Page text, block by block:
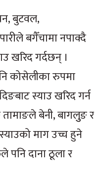
बुटवल,
बगैँचामा नपाक्दै
खरिद गर्दछन् ।
कोसेलीका रुपमा
स्याउ खरिद गर्न
तामाङले बेनी, बागलुुङ र
माग उच्च हुने
पनि दाना ठूला र